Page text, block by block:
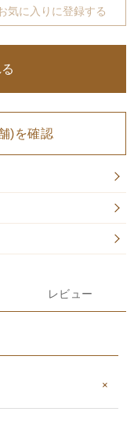
気に入りに登録する
)を確認
レビュー